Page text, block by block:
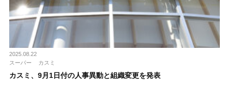
2025.08.22
スーパー
カスミ
カスミ、9月1日付の人事異動と組織変更を発表